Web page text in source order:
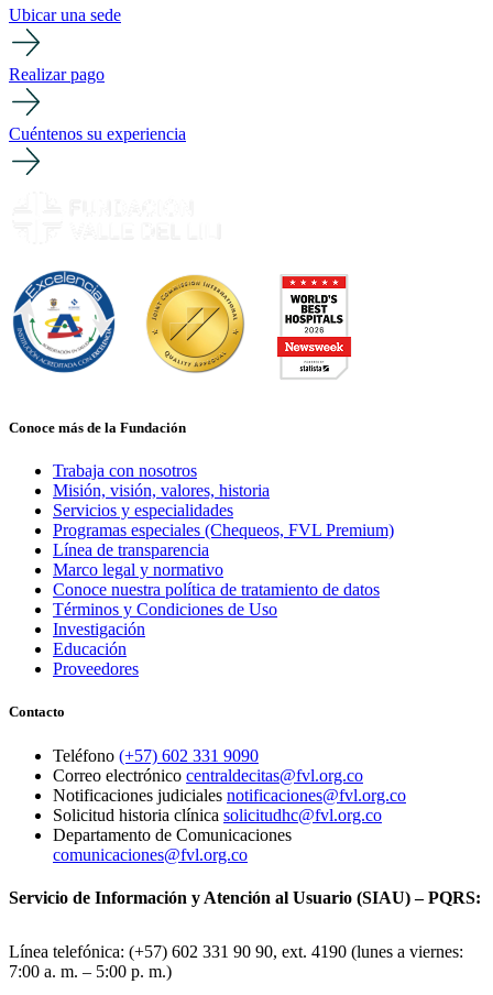
Ubicar una sede
Realizar pago
Cuéntenos su experiencia
Conoce más de la Fundación
Trabaja con nosotros
Misión, visión, valores, historia
Servicios y especialidades
Programas especiales (Chequeos, FVL Premium)
Línea de transparencia
Marco legal y normativo
Conoce nuestra política de tratamiento de datos
Términos y Condiciones de Uso
Investigación
Educación
Proveedores
Contacto
Teléfono (+57) 602 331 9090
Correo electrónico centraldecitas@fvl.org.co
Notificaciones judiciales notificaciones@fvl.org.co
Solicitud historia clínica solicitudhc@fvl.org.co
Departamento de Comunicaciones
comunicaciones@fvl.org.co
Servicio de Información y Atención al Usuario (SIAU) – PQRS:
Línea telefónica: (+57) 602 331 90 90, ext. 4190 (lunes a viernes:
7:00 a. m. – 5:00 p. m.)